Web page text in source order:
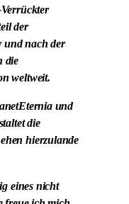
der
und nach der
die
weltweit.
und
die
hierzulande
eines nicht